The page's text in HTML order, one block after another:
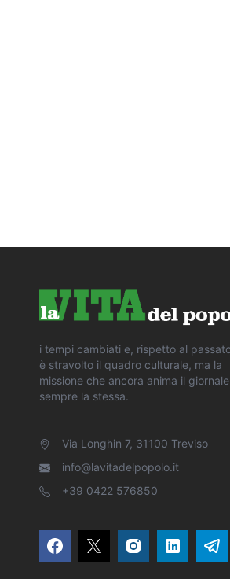
i tempi cambiati e, rispetto al
è stravolto il quadro culturale, ma la
missione che ancora anima il
sempre la stessa.
Via Longhin 7, 31100 Treviso
info@lavitadelpopolo.it
+39 0422 576850